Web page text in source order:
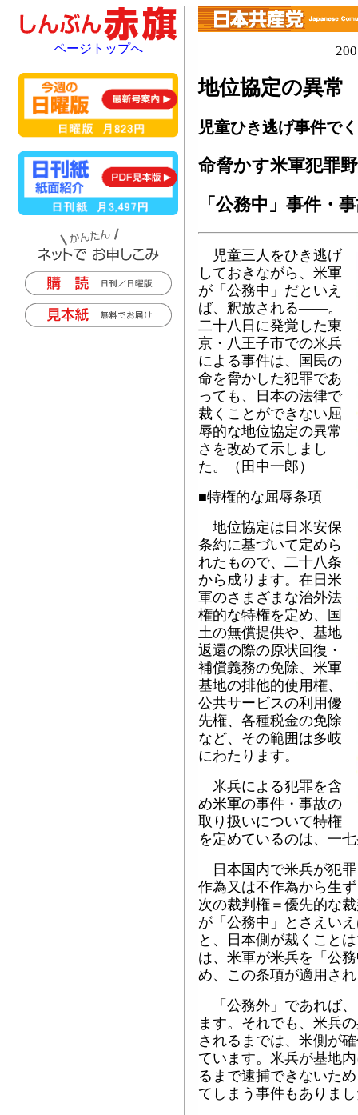
地位協定の異常
児童ひき逃げ事件で
命脅かす米軍犯罪
「公務中」事件・
児童三人をひき逃げ
しておきながら、米軍
が「公務中」だといえ
ば、釈放される――。
二十八日に発覚した東
京・八王子市での米兵
による事件は、国民の
命を脅かした犯罪であ
っても、日本の法律で
裁くことができない屈
辱的な地位協定の異常
さを改めて示しまし
た。（田中一郎）
■特権的な屈辱条項
地位協定は日米安保
条約に基づいて定めら
れたもので、二十八条
から成ります。在日米
軍のさまざまな治外法
権的な特権を定め、国
土の無償提供や、基地
返還の際の原状回復・
補償義務の免除、米軍
基地の排他的使用権、
公共サービスの利用優
先権、各種税金の免除
など、その範囲は多岐
にわたります。
米兵による犯罪を含
め米軍の事件・事故の
取り扱いについて特権
を定めているのは、一
日本国内で米兵が犯
作為又は不作為から生
次の裁判権＝優先的な
が「公務中」とさえい
と、日本側が裁くこと
は、米軍が米兵を「公
め、この条項が適用さ
「公務外」であれば
ます。それでも、米兵
されるまでは、米側が
ています。米兵が基地
るまで逮捕できないた
てしまう事件もありま
ページトップへ